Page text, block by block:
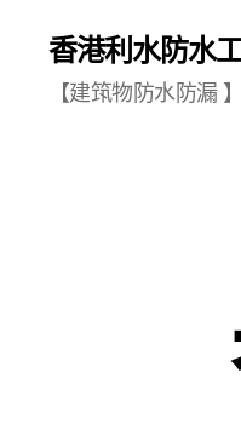
香港利水防水
【建筑物防水防漏